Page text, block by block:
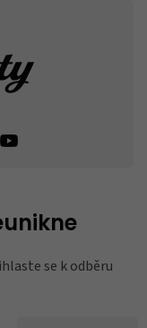
se k odběru